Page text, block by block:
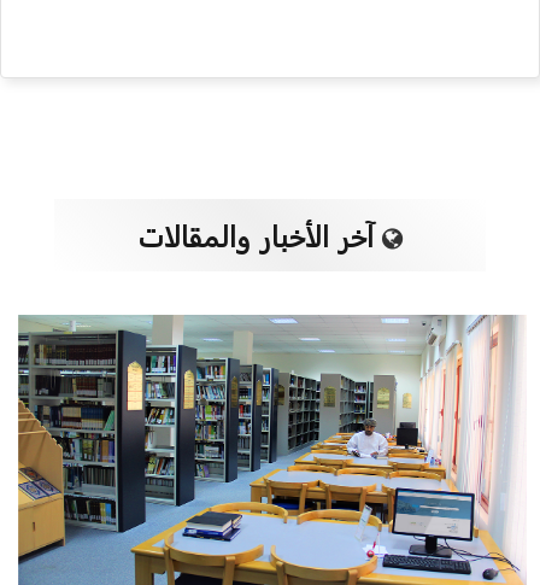
آخر الأخبار والمقالات